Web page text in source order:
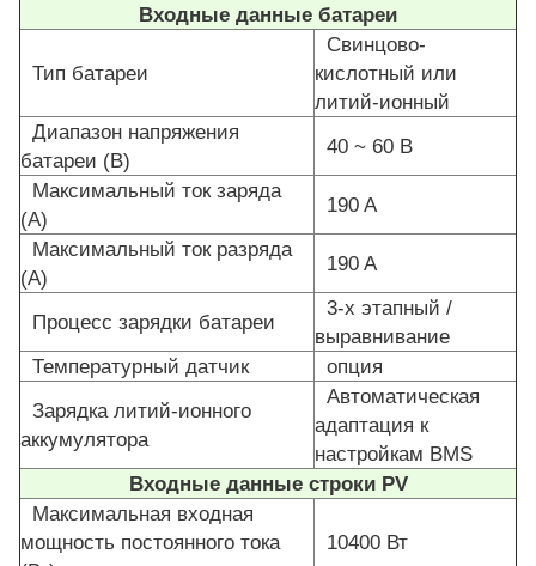
Входные данные батареи
Тип батареи
Свинцово-
кислотный или
литий-ионный
Диапазон напряжения
батареи (В)
40 ~ 60 В
Максимальный ток заряда
(А)
190 A
Максимальный ток разряда
(А)
190 A
Процесс зарядки батареи
3-х этапный /
выравнивание
Температурный датчик
опция
Зарядка литий-ионного
аккумулятора
Автоматическая
адаптация к
настройкам BMS
Входные данные строки PV
Максимальная входная
мощность постоянного тока
10400 Вт